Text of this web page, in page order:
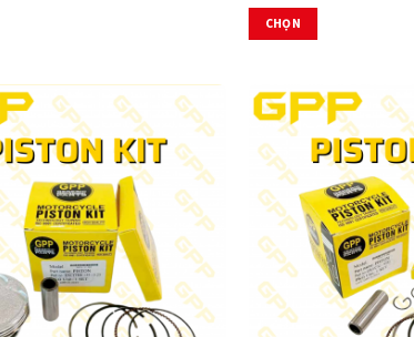
CHỌN
này
có
nhiều
thể.
Các
tùy
chọn